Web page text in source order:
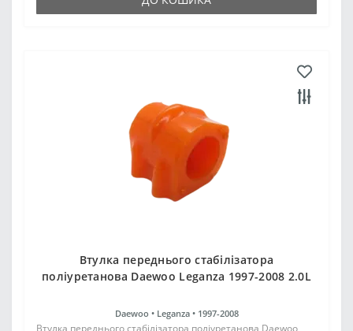
Втулка переднього стабілізатора
поліуретанова Daewoo Leganza 1997-2008 2.0L
Daewoo • Leganza • 1997-2008
Втулка переднього стабілізатора поліуретанова Daewoo